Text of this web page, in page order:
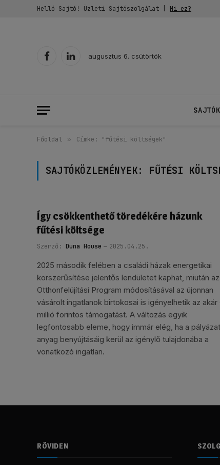
Helló Sajtó! Üzleti Sajtószolgálat | Mi ez?
FacebookLinkedIn
augusztus 6. csütörtök
Főoldal » Címke: "fűtési költségek"
SAJTÓKÖZLEMÉNYEK: FŰTÉSI
Így csökkenthető töredékére házunk
fűtési költsége
Szerző: Duna House 2025.04.25.
2025 második felében a családi házak energetikai
korszerűsítése jelentős lendületet kaphat, miután az
Otthonfelújítási Program módosításával az újonnan
vásárolt ingatlanok birtokosai is igényelhetik az akár
millió forintos támogatást. A változás egyik
legfontosabb eleme, hogy immár elég, ha a
anyag benyújtásáig kerül az igénylő tulajdonába a
vonatkozó ingatlan.
RÖVIDEN